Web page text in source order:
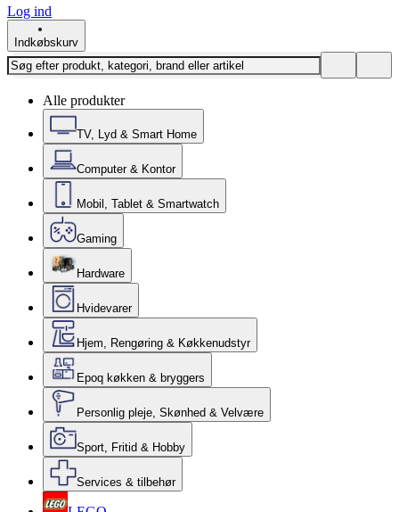
Log ind
Indkøbskurv
Alle produkter
TV, Lyd & Smart Home
Computer & Kontor
Mobil, Tablet & Smartwatch
Gaming
Hardware
Hvidevarer
Hjem, Rengøring & Køkkenudstyr
Epoq køkken & bryggers
Personlig pleje, Skønhed & Velvære
Sport, Fritid & Hobby
Services & tilbehør